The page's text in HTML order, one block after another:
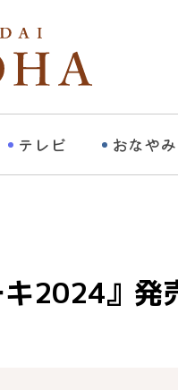
テレビ おなやみ
2024』発